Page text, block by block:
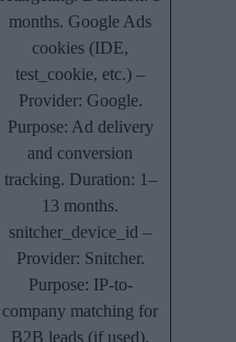
months. Google Ads
cookies (IDE,
test_cookie, etc.) –
Provider: Google.
Purpose: Ad delivery
and conversion
tracking. Duration: 1–
13 months.
snitcher_device_id –
Provider: Snitcher.
Purpose: IP-to-
company matching for
B2B leads (if used).